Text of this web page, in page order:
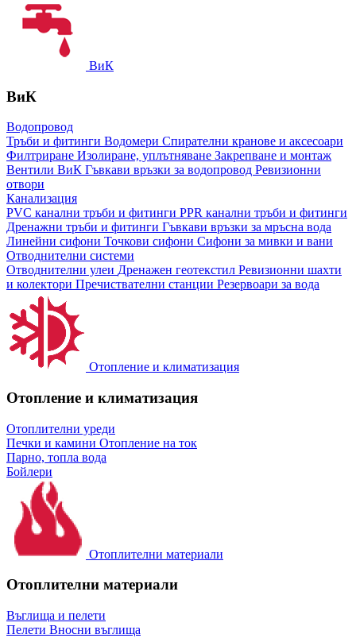
ВиК
ВиК
Водопровод
Тръби и фитинги Водомери Спирателни кранове и аксесоари
Филтриране Изолиране, уплътняване Закрепване и монтаж
Вентили ВиК Гъвкави връзки за водопровод Ревизионни
отвори
Канализация
PVC канални тръби и фитинги PPR канални тръби и фитинги
Дренажни тръби и фитинги Гъвкави връзки за мръсна вода
Линейни сифони Точкови сифони Сифони за мивки и вани
Отводнителни системи
Отводнителни улеи Дренажен геотекстил Ревизионни шахти
и колектори Пречиствателни станции Резервоари за вода
Отопление и климатизация
Отопление и климатизация
Отоплителни уреди
Печки и камини Отопление на ток
Парно, топла вода
Бойлери
Отоплителни материали
Отоплителни материали
Въглища и пелети
Пелети Вносни въглища